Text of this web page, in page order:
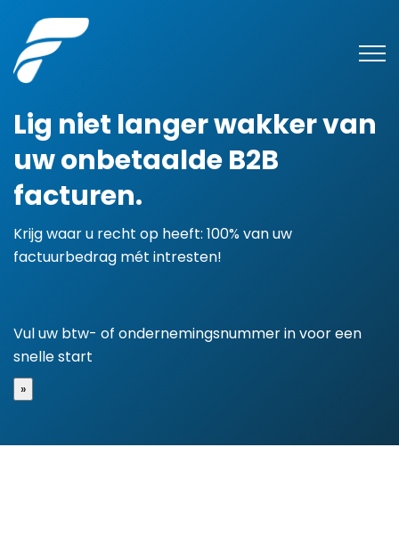
Lig niet langer wakker van
uw onbetaalde B2B
facturen.
Krijg waar u recht op heeft: 100% van uw
factuurbedrag mét intresten!
Vul uw btw- of ondernemingsnummer in voor een
snelle start
»